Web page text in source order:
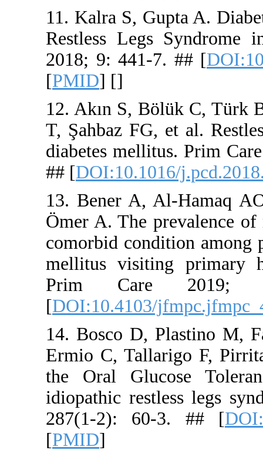
11. Kalra
Restless
2018; 9:
12. Akın
T, Şahbaz
diabetes
## [
13. Bener
Ömer A.
comorbid
mellitus
Prim
[
14. Bosco
Ermio C,
the Oral
idiopathic
287(1-